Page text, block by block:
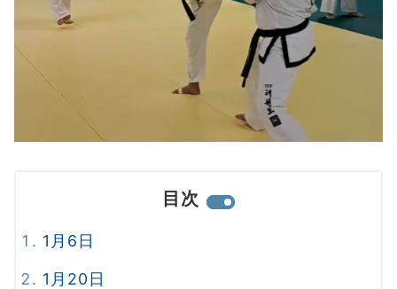
目次
1月6日
1月20日